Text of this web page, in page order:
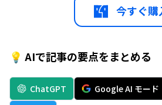
今すぐ購
💡 AIで記事の要点をまとめる
ChatGPT Google AI モード